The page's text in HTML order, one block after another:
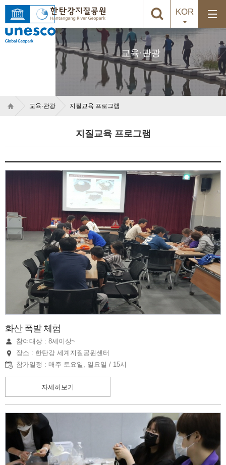
KOR
교육·관광
교육·관광 지질교육 프로그램
지질교육 프로그램
화산 폭발 체험
참여대상 : 8세이상~
장소 : 한탄강 세계지질공원센터
참가일정 : 매주 토요일, 일요일 / 15시
자세히보기